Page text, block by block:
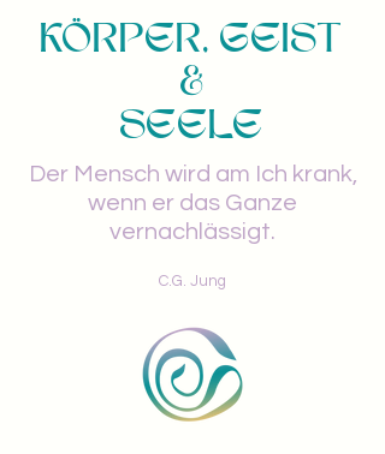
KÖRPER, GEIST
&
SEELE
Der Mensch wird am Ich krank,
wenn er das Ganze
vernachlässigt.
C.G. Jung